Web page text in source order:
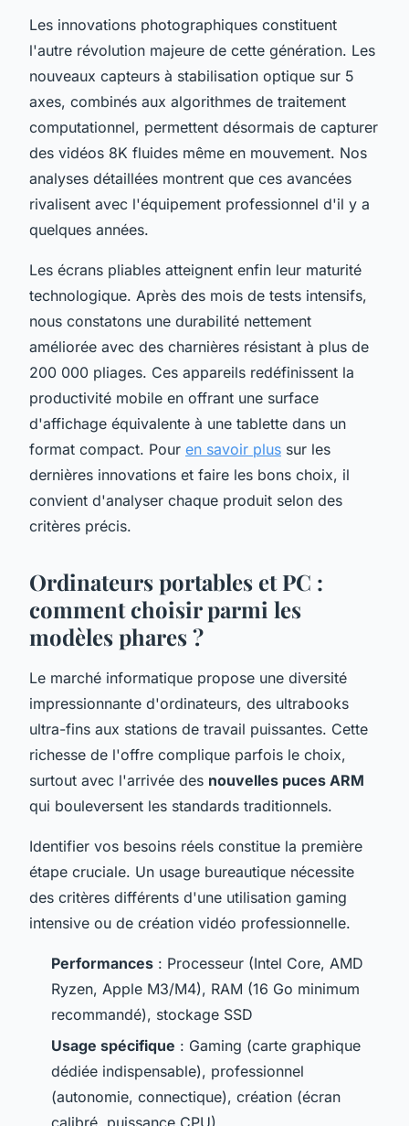
Les innovations photographiques constituent
l'autre révolution majeure de cette génération. Les
nouveaux capteurs à stabilisation optique sur 5
axes, combinés aux algorithmes de traitement
computationnel, permettent désormais de capturer
des vidéos 8K fluides même en mouvement. Nos
analyses détaillées montrent que ces avancées
rivalisent avec l'équipement professionnel d'il y a
quelques années.
Les écrans pliables atteignent enfin leur maturité
technologique. Après des mois de tests intensifs,
nous constatons une durabilité nettement
améliorée avec des charnières résistant à plus de
200 000 pliages. Ces appareils redéfinissent la
productivité mobile en offrant une surface
d'affichage équivalente à une tablette dans un
format compact. Pour en savoir plus sur les
dernières innovations et faire les bons choix, il
convient d'analyser chaque produit selon des
critères précis.
Ordinateurs portables et PC :
comment choisir parmi les
modèles phares ?
Le marché informatique propose une diversité
impressionnante d'ordinateurs, des ultrabooks
ultra-fins aux stations de travail puissantes. Cette
richesse de l'offre complique parfois le choix,
surtout avec l'arrivée des nouvelles puces ARM
qui bouleversent les standards traditionnels.
Identifier vos besoins réels constitue la première
étape cruciale. Un usage bureautique nécessite
des critères différents d'une utilisation gaming
intensive ou de création vidéo professionnelle.
Performances : Processeur (Intel Core, AMD
Ryzen, Apple M3/M4), RAM (16 Go minimum
recommandé), stockage SSD
Usage spécifique : Gaming (carte graphique
dédiée indispensable), professionnel
(autonomie, connectique), création (écran